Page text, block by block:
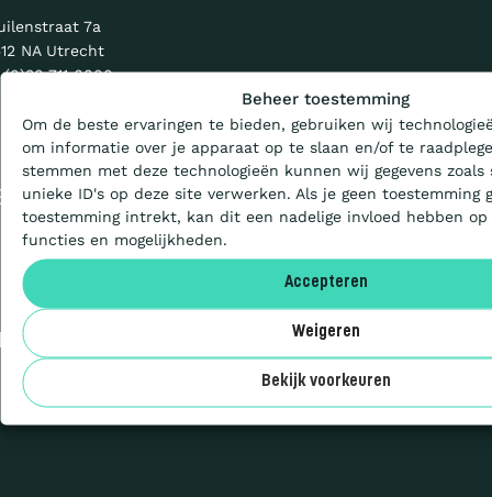
Beheer toestemming
Om de beste ervaringen te bieden, gebruiken wij
om informatie over je apparaat op te slaan en/of te
stemmen met deze technologieën kunnen wij gegevens zoals
unieke ID's op deze site verwerken. Als je geen toestemming
toestemming intrekt, kan dit een nadelige invloed hebben op
functies en mogelijkheden.
Accepteren
Weigeren
Bekijk voorkeuren
M
a
r
i
h
7a
NA Utrecht
(0)30 711 6800
WEBSITE
Wat is de Ladder?
Certificeren
Aanbesteden
Deelnemers
Over ons